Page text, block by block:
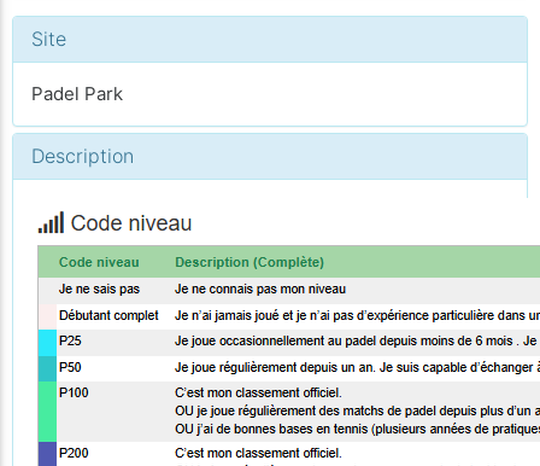
Site
Padel Park
Description